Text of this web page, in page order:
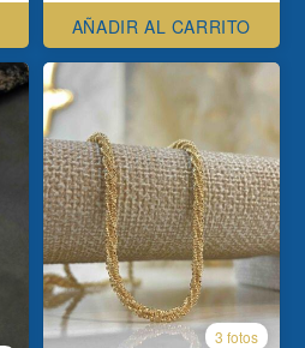
AÑADIR AL CARRITO
3 fotos